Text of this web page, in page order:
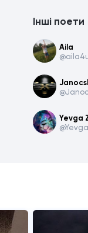
Інші поети
Aila
Yevga